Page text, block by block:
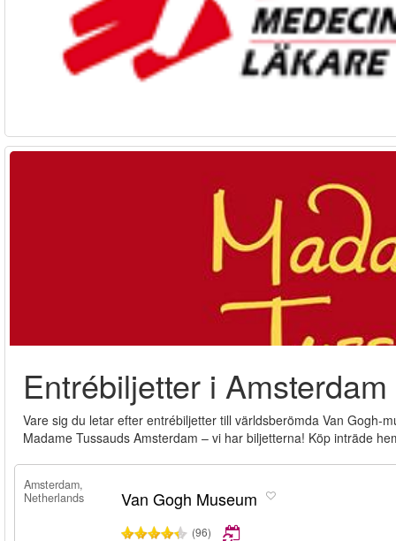
Entrébiljetter i Amsterdam
Vare sig du letar efter entrébiljetter till världsberömda Van Gogh-
Madame Tussauds Amsterdam – vi har biljetterna! Köp inträde
Amsterdam,
Netherlands
Van Gogh Museum
(96)